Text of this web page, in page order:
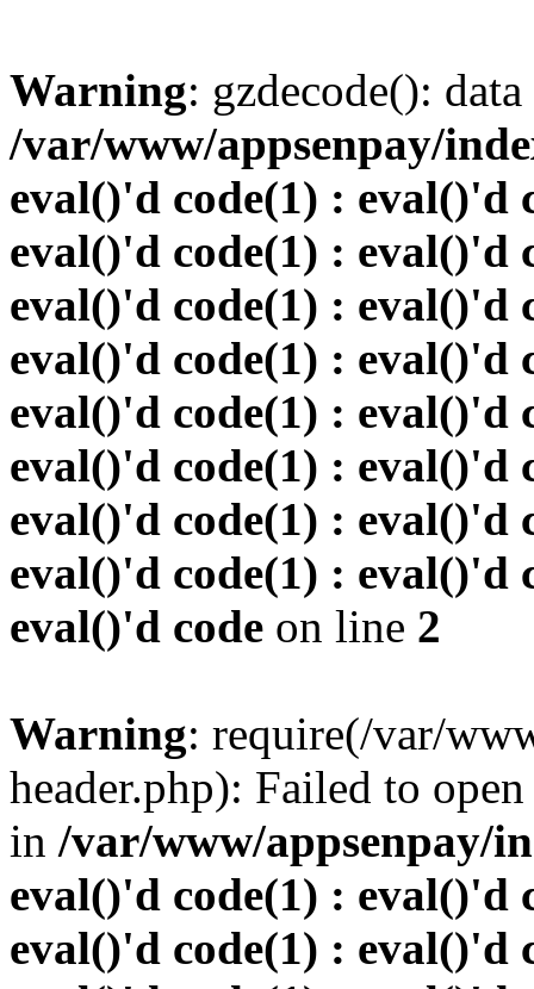
Warning: gzdecode():
/var/www/appsenpay/
eval()'d code(1) : eval()'d
eval()'d code(1) : eval()'d
eval()'d code(1) : eval()'d
eval()'d code(1) : eval()'d
eval()'d code(1) : eval()'d
eval()'d code(1) : eval()'d
eval()'d code(1) : eval()'d
eval()'d code(1) : eval()'d
eval()'d code on line 2
Warning: require(/var/
header.php): Failed to
in /var/www/appsenpay/
eval()'d code(1) : eval()'d
eval()'d code(1) : eval()'d